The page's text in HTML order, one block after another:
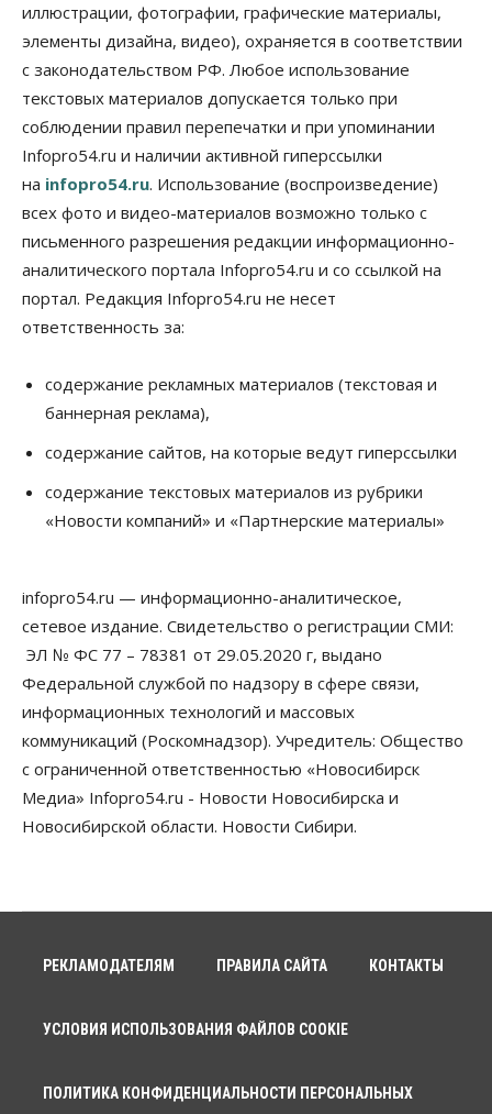
Бизнес Власть Общество
Правительство России продлило разрешение на
выпуск бензина «Евро-3»
06 Августа 2026, 14:00
Общество
«За тех, у кого от 270 баллов,
настоящая борьба»: вузы настойчиво
обзванивают новосибирских высокобалльников
перед зачислением
06 Августа 2026, 13:00
Власть
Режим ЧС ввели в Омской области из-за засухи
06 Августа 2026, 12:15
Новосибирск готовится к визиту Владимира
Путина
06 Августа 2026, 12:05
Бизнес Недвижимость Общество
Росреестр назвал главные причины
отказов в регистрации недвижимости в НСО
06 Августа 2026, 12:00
В 16 населённых пунктах Мошковского района
модернизировали мобильную связь
06 Августа 2026, 11:35
Бизнес Право&Порядок ПроБизнес
Злоумышленники опять атакуют
новосибирские компании через электронную
почту
06 Августа 2026, 11:00
Общество
Медики готовятся к второму пику активности
клещей в Новосибирской области
Общество
06 Августа 2026, 09:00
Бизнес Недвижимость
Застройщики Новосибирска
06 Августа 2026, 08:00
иллюстрации, фотографии, графические материалы,
элементы дизайна, видео), охраняется в соответствии
с законодательством РФ. Любое использование
текстовых материалов допускается только при
соблюдении правил перепечатки и при упоминании
Infopro54.ru и наличии активной гиперссылки
на infopro54.ru. Использование (воспроизведение)
всех фото и видео-материалов возможно только с
письменного разрешения редакции информационно-
аналитического портала Infopro54.ru и со ссылкой на
портал. Редакция Infopro54.ru не несет
ответственность за:
содержание рекламных материалов (текстовая и
баннерная реклама),
содержание сайтов, на которые ведут гиперссылки
содержание текстовых материалов из рубрики
«Новости компаний» и «Партнерские материалы»
infopro54.ru — информационно-аналитическое,
сетевое издание. Свидетельство о регистрации СМИ:
ЭЛ № ФС 77 – 78381 от 29.05.2020 г, выдано
Федеральной службой по надзору в сфере связи,
информационных технологий и массовых
коммуникаций (Роскомнадзор). Учредитель: Общество
с ограниченной ответственностью «Новосибирск
Медиа» Infopro54.ru - Новости Новосибирска и
Новосибирской области. Новости Сибири.
РЕКЛАМОДАТЕЛЯМ ПРАВИЛА САЙТА КОНТАКТЫ
УСЛОВИЯ ИСПОЛЬЗОВАНИЯ ФАЙЛОВ COOKIE
ПОЛИТИКА КОНФИДЕНЦИАЛЬНОСТИ ПЕРСОНАЛЬНЫХ